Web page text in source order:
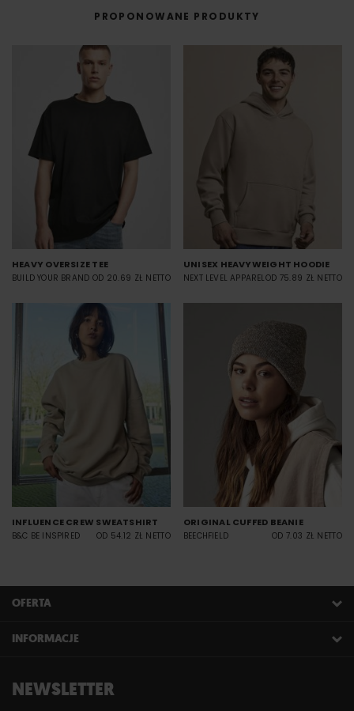
FILM - https://www.youtube.com/watch?v=hQHB5Np5ooY
PROPONOWANE PRODUKTY
HEAVY OVERSIZE TEE
BUILD YOUR BRAND OD 20.69 ZŁ NETTO
UNISEX HEAVYWEIGHT HOODIE
NEXT LEVEL APPARELOD 75.89 ZŁ NETTO
INFLUENCE CREW SWEATSHIRT
B&C BE INSPIRED OD 54.12 ZŁ NETTO
ORIGINAL CUFFED BEANIE
BEECHFIELD OD 7.03 ZŁ NETTO
OFERTA
INFORMACJE
NEWSLETTER